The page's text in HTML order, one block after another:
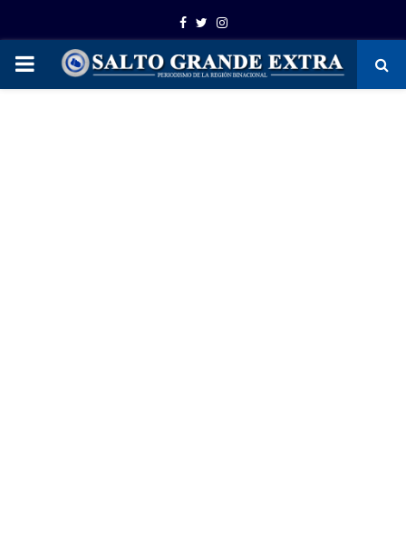
Facebook
TwitterInstagram
PRIMARY